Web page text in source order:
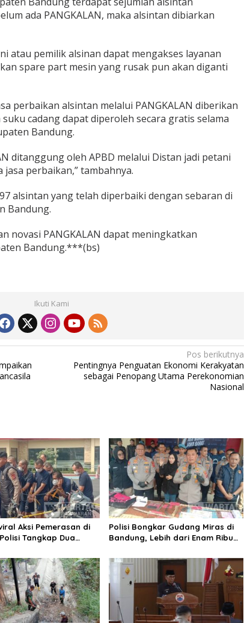
ada PANGKALAN, maka alsintan dibiarkan
atau pemilik alsinan dapat mengakses layanan
spare part mesin yang rusak pun akan diganti
perbaikan alsintan melalui PANGKALAN diberikan
cadang dapat diperoleh secara gratis selama
Bandung.
ditanggung oleh APBD melalui Distan jadi petani
perbaikan,” tambahnya.
alsintan yang telah diperbaiki dengan sebaran di
Bandung.
novasi PANGKALAN dapat meningkatkan
Bandung.***(bs)
Ikuti Kami
Pos berikutnya
Pentingnya Penguatan Ekonomi Kerakyatan
sebagai Penopang Utama Perekonomian
Nasional
Aksi Pemerasan di
Tangkap Dua
Polisi Bongkar Gudang Miras di
Bandung, Lebih dari Enam Ribu